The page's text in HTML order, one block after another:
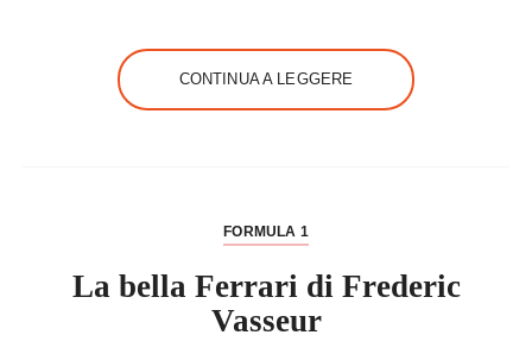
CONTINUA A LEGGERE
FORMULA 1
La bella Ferrari di Frederic
Vasseur